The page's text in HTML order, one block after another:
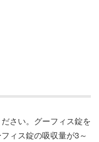
さい。グーフィス錠を
ィス錠の吸収量が3～